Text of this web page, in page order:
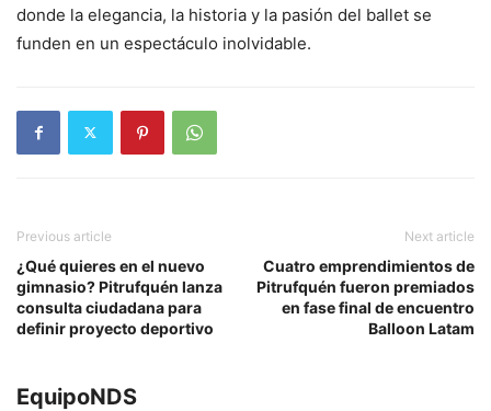
donde la elegancia, la historia y la pasión del ballet se
funden en un espectáculo inolvidable.
Previous article
¿Qué quieres en el nuevo
gimnasio? Pitrufquén lanza
consulta ciudadana para
definir proyecto deportivo
Next article
Cuatro emprendimientos de
Pitrufquén fueron premiados
en fase final de encuentro
Balloon Latam
EquipoNDS